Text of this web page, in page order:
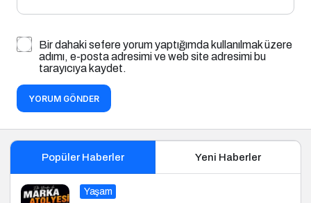
Bir dahaki sefere yorum yaptığımda kullanılmak üzere
adımı, e-posta adresimi ve web site adresimi bu
tarayıcıya kaydet.
YORUM GÖNDER
Popüler Haberler Yeni Haberler
Yaşam